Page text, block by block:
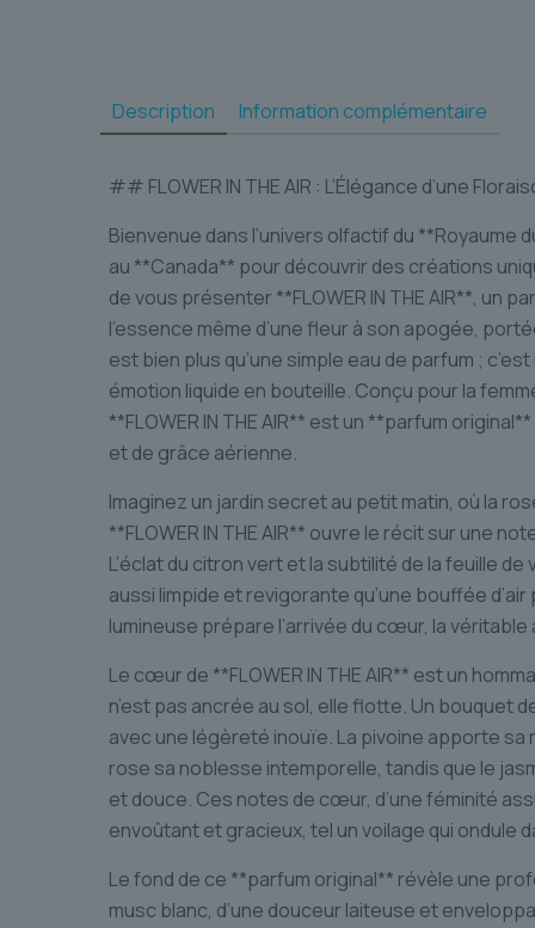
Description Information complémentaire
## FLOWER IN THE AIR : L’Élégance d’une
Bienvenue dans l’univers olfactif du
au **Canada** pour découvrir des créations
de vous présenter **FLOWER IN THE AIR**, un
l’essence même d’une fleur à son apogée,
est bien plus qu’une simple eau de parfum ;
émotion liquide en bouteille. Conçu pour la
**FLOWER IN THE AIR** est un **parfum
et de grâce aérienne.
Imaginez un jardin secret au petit matin, où la
**FLOWER IN THE AIR** ouvre le récit sur une
L’éclat du citron vert et la subtilité de la feuille
aussi limpide et revigorante qu’une bouffée
lumineuse prépare l’arrivée du cœur, la
Le cœur de **FLOWER IN THE AIR** est un
n’est pas ancrée au sol, elle flotte. Un bouquet
avec une légèreté inouïe. La pivoine apporte
rose sa noblesse intemporelle, tandis que le
et douce. Ces notes de cœur, d’une féminité
envoûtant et gracieux, tel un voilage qui ondule
Le fond de ce **parfum original** révèle une
musc blanc, d’une douceur laiteuse et